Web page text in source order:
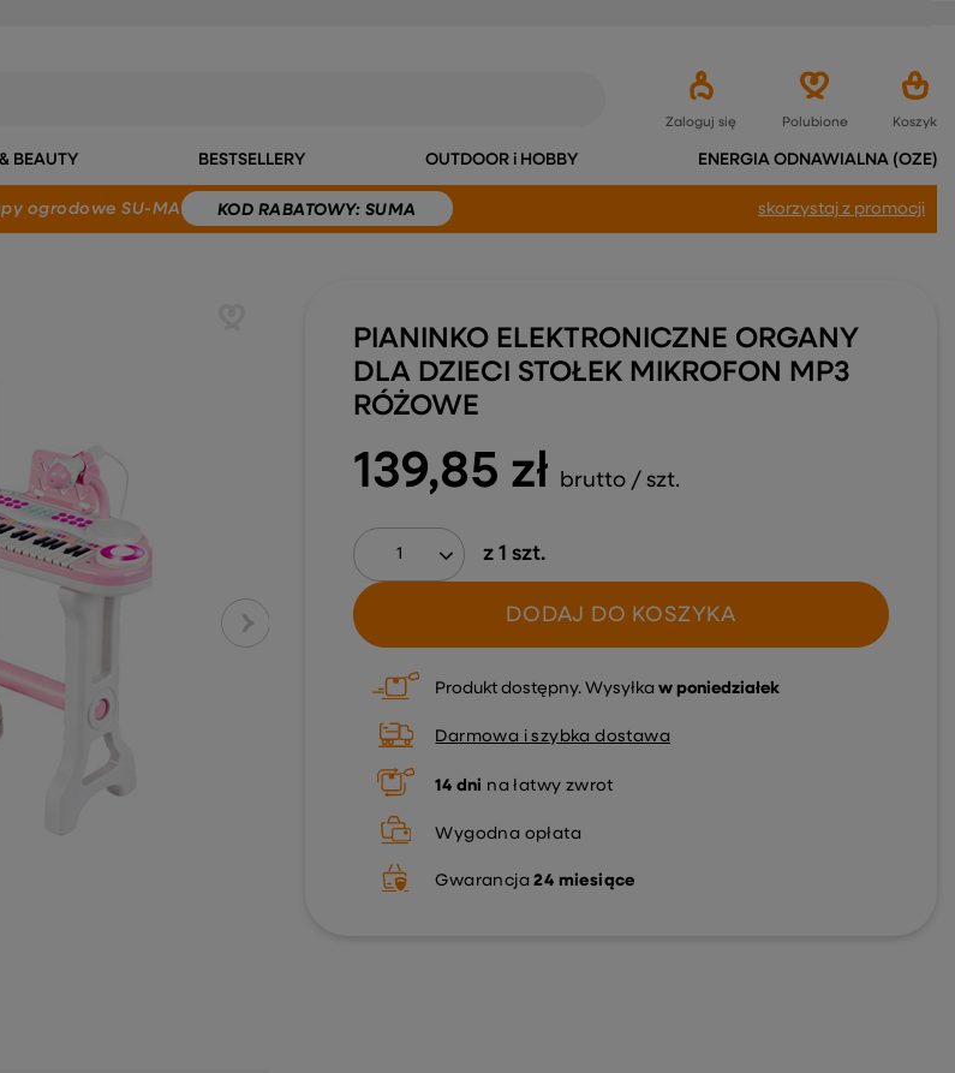
Zaloguj się Polubione Koszyk
BEAUTY BESTSELLERY OUTDOOR i HOBBY ENERGIA ODNAWIALNA (OZE)
ogrodowe SU-MA KOD RABATOWY: SUMA skorzystaj z promocji
139,85 zł brutto / szt.
z1szt.
DODAJ DO KOSZYKA
PIANINKO ELEKTRONICZNE ORGANY
DLA DZIECI STOŁEK MIKROFON MP3
RÓŻOWE
Produkt dostępny Wysyłkaw poniedziałek
Darmowa i szybka dostawa
14 dni na łatwy zwrot
Wygodna opłata
Gwarancja 24 miesiące